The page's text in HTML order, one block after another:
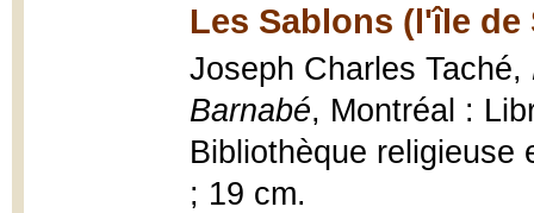
Les Sablons (l'île de
Joseph Charles Taché,
Barnabé, Montréal :
Bibliothèque religieuse
; 19 cm.